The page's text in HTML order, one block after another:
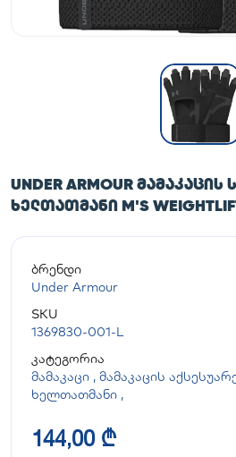
UNDER ARMOUR
ᲮᲔᲚᲗᲐᲗᲛᲐᲜᲘ M'S
ბრენდი
Under Armour
SKU
1369830-001-L
კატეგორია
მამაკაცი , მამაკაცის
ხელთათმანი ,
144,00 ₾